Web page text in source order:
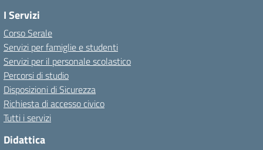
I Servizi
Corso Serale
Servizi per famiglie e studenti
Servizi per il personale scolastico
Percorsi di studio
Disposizioni di Sicurezza
Richiesta di accesso civico
Tutti i servizi
Didattica